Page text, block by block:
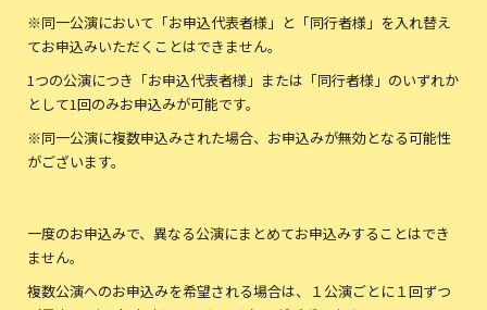
※同一公演において「お申込代表者様」と「同行者様」を入れ替え
てお申込みいただくことはできません。
1つの公演につき「お申込代表者様」または「同行者様」のいずれか
として1回のみお申込みが可能です。
※同一公演に複数申込みされた場合、お申込みが無効となる可能性
がございます。
一度のお申込みで、異なる公演にまとめてお申込みすることはでき
ません。
複数公演へのお申込みを希望される場合は、１公演ごとに１回ずつ